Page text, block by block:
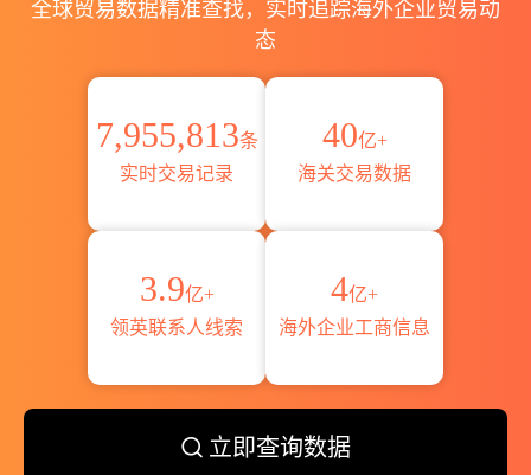
全球贸易数据精准查找，实时追踪海外企业贸易动
态
7,955,813条
实时交易记录
40亿+
海关交易数据
3.9亿+
领英联系人线索
4亿+
海外企业工商信息
立即查询数据